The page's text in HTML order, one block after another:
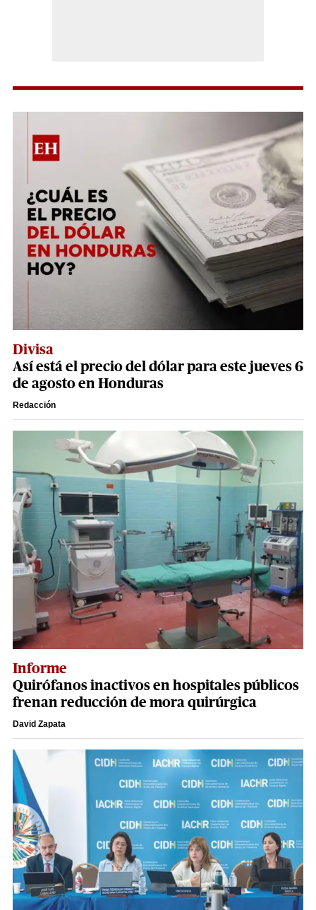
Divisa
Así está el precio del dólar para este jueves 6
de agosto en Honduras
Redacción
Informe
Quirófanos inactivos en hospitales públicos
frenan reducción de mora quirúrgica
David Zapata